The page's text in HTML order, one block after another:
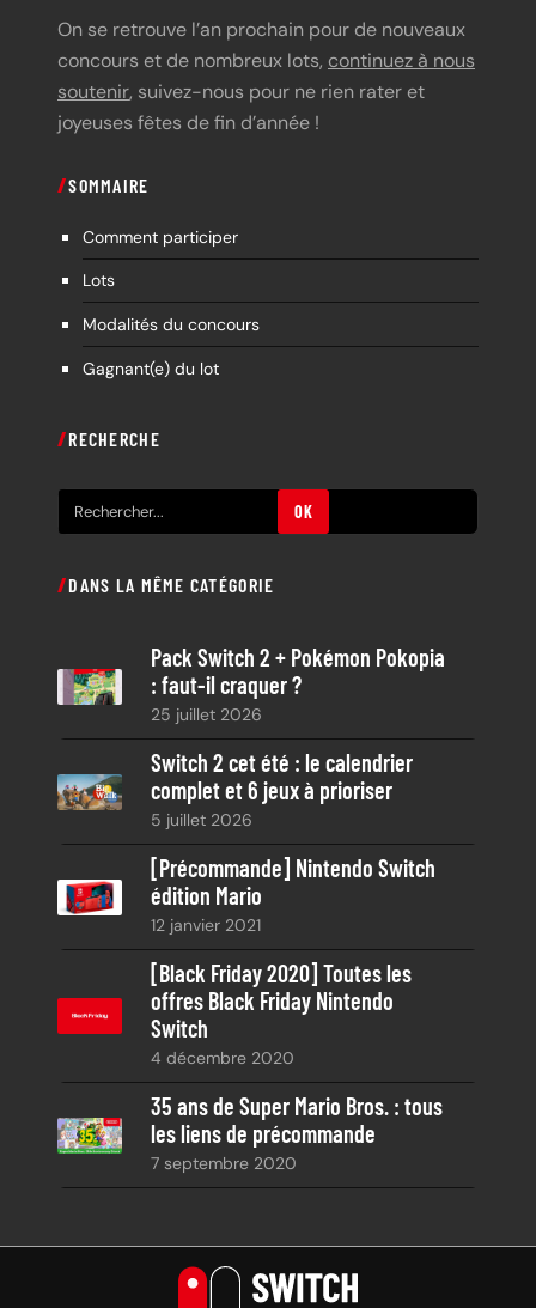
On se retrouve l’an prochain pour de nouveaux
concours et de nombreux lots, continuez à nous
soutenir, suivez-nous pour ne rien rater et
joyeuses fêtes de fin d’année !
SOMMAIRE
Comment participer
Lots
Modalités du concours
Gagnant(e) du lot
RECHERCHE
e
h
OK
DANS LA MÊME CATÉGORIE
Pack Switch 2 + Pokémon Pokopia
: faut-il craquer ?
25 juillet 2026
Switch 2 cet été : le calendrier
complet et 6 jeux à prioriser
5 juillet 2026
[Précommande] Nintendo Switch
édition Mario
12 janvier 2021
[Black Friday 2020] Toutes les
offres Black Friday Nintendo
Switch
4 décembre 2020
35 ans de Super Mario Bros. : tous
les liens de précommande
7 septembre 2020